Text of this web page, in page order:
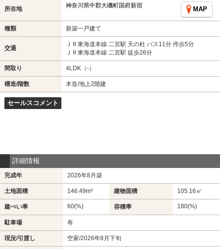
所在地 神奈川県中郡大磯町国府新宿
MAP
種類 新築一戸建て
交通
ＪＲ東海道本線 二宮駅 天の杜 バス11分 停歩5分
ＪＲ東海道本線 二宮駅 徒歩26分
間取り 4LDK（-）
構造/階数 木造/地上2階建
セールスコメント
詳細情報
完成年 2026年8月築
土地面積 146.49m² 建物面積 105.16㎡
建ぺい率 60(%) 容積率 180(%)
駐車場 有
現況/引渡し 空家/2026年8月下旬